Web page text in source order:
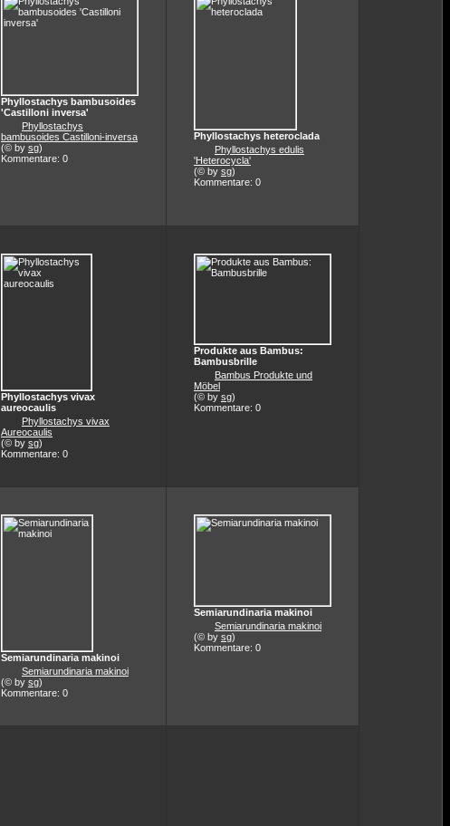
Phyllostachys bambusoides
'Castilloni inversa'
Phyllostachys
bambusoides Castilloni-inversa
(© by sg)
Kommentare: 0
Phyllostachys heteroclada
Phyllostachys edulis
'Heterocycla'
(© by sg)
Kommentare: 0
Phyllostachys vivax
aureocaulis
Phyllostachys vivax
Aureocaulis
(© by sg)
Kommentare: 0
Produkte aus Bambus:
Bambusbrille
Bambus Produkte und
Möbel
(© by sg)
Kommentare: 0
Semiarundinaria makinoi
Semiarundinaria makinoi
(© by sg)
Kommentare: 0
Semiarundinaria makinoi
Semiarundinaria makinoi
(© by sg)
Kommentare: 0